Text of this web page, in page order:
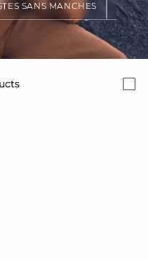
SANS MANCHES